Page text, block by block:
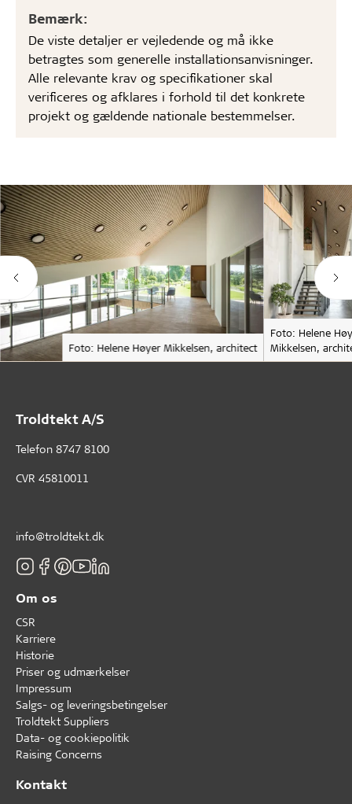
Bemærk:
De viste detaljer er vejledende og må ikke
betragtes som generelle installationsanvisninger.
Alle relevante krav og specifikationer skal
verificeres og afklares i forhold til det konkrete
projekt og gældende nationale bestemmelser.
Foto: Helene Høyer Mikkelsen, architect
Foto: Helene
Mikkelsen,
Troldtekt A/S
Telefon 8747 8100
CVR 45810011
info@troldtekt.dk
Om os
CSR
Karriere
Historie
Priser og udmærkelser
Impressum
Salgs- og leveringsbetingelser
Troldtekt Suppliers
Data- og cookiepolitik
Raising Concerns
Kontakt